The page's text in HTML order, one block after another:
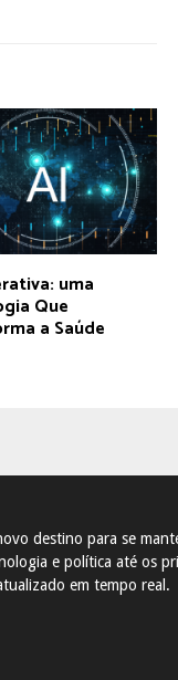
uma
Que
a Saúde
destino para se
e política até os
em tempo real.